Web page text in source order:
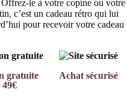
Offrez-le à votre copine ou votre
c’est un cadeau rétro qui lui
pour recevoir votre cadeau
gratuite
49€
Achat sécurisé